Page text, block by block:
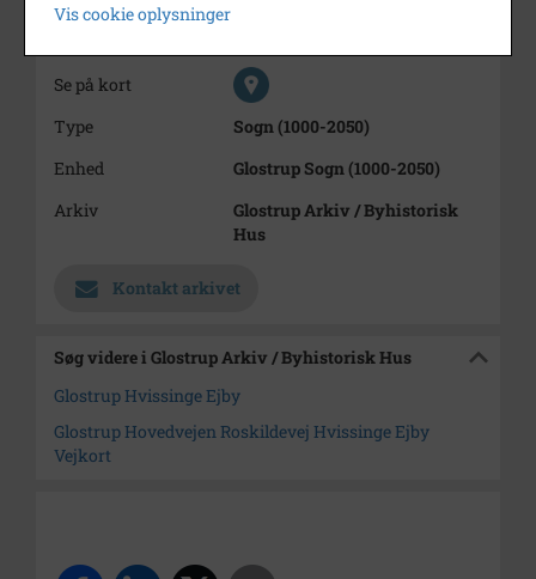
Se på kort
Type
Sogn (1000-2050)
Enhed
Glostrup Sogn (1000-2050)
Arkiv
Glostrup Arkiv / Byhistorisk
Hus
Kontakt arkivet
Søg videre i Glostrup Arkiv / Byhistorisk Hus
Glostrup Hvissinge Ejby
Glostrup Hovedvejen Roskildevej Hvissinge Ejby
Vejkort
Vis cookie oplysninger